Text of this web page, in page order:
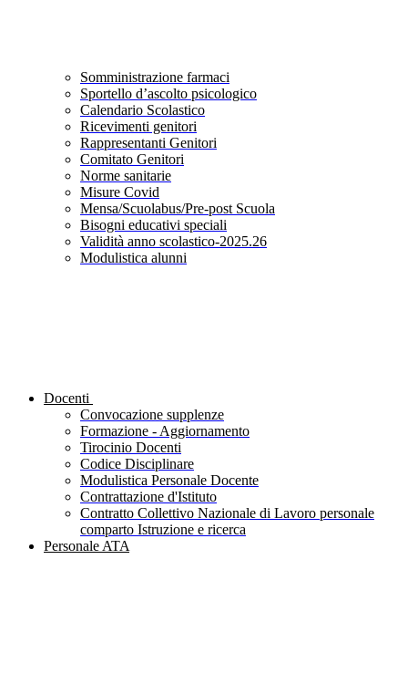
Somministrazione farmaci
Sportello d’ascolto psicologico
Calendario Scolastico
Ricevimenti genitori
Rappresentanti Genitori
Comitato Genitori
Norme sanitarie
Misure Covid
Mensa/Scuolabus/Pre-post Scuola
Bisogni educativi speciali
Validità anno scolastico-2025.26
Modulistica alunni
Docenti
Convocazione supplenze
Formazione - Aggiornamento
Tirocinio Docenti
Codice Disciplinare
Modulistica Personale Docente
Contrattazione d'Istituto
Contratto Collettivo Nazionale di Lavoro personale
comparto Istruzione e ricerca
Personale ATA